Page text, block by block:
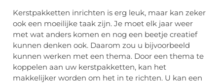
Kerstpakketten inrichten is erg leuk, maar kan zeker
ook een moeilijke taak zijn. Je moet elk jaar weer
met wat anders komen en nog een beetje creatief
kunnen denken ook. Daarom zou u bijvoorbeeld
kunnen werken met een thema. Door een thema te
koppelen aan uw kerstpakketten, kan het
makkelijker worden om het in te richten. U kan een